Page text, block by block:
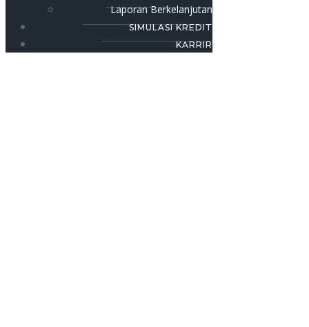
Laporan Berkelanjutan
SIMULASI KREDIT
KARRIR